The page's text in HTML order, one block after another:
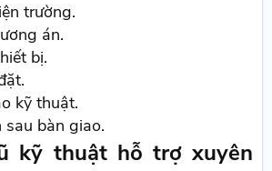
trường.
án.
bị.
kỹ thuật.
bàn giao.
kỹ thuật hỗ trợ xuyên